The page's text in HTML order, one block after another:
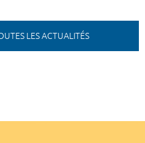
LES ACTUALITÉS